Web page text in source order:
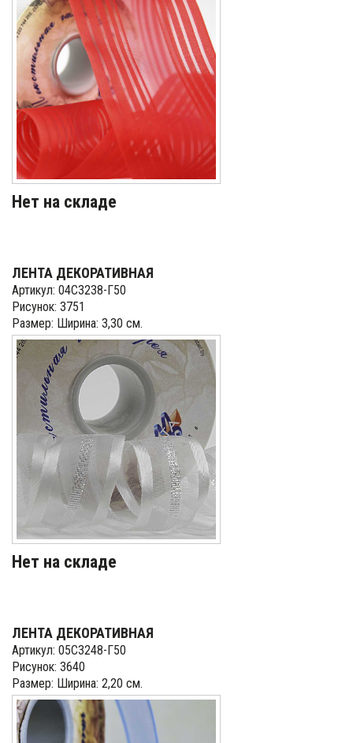
Нет на складе
ЛЕНТА ДЕКОРАТИВНАЯ
Артикул: 04С3238-Г50
Рисунок: 3751
Размер: Ширина: 3,30 см.
Нет на складе
ЛЕНТА ДЕКОРАТИВНАЯ
Артикул: 05С3248-Г50
Рисунок: 3640
Размер: Ширина: 2,20 см.